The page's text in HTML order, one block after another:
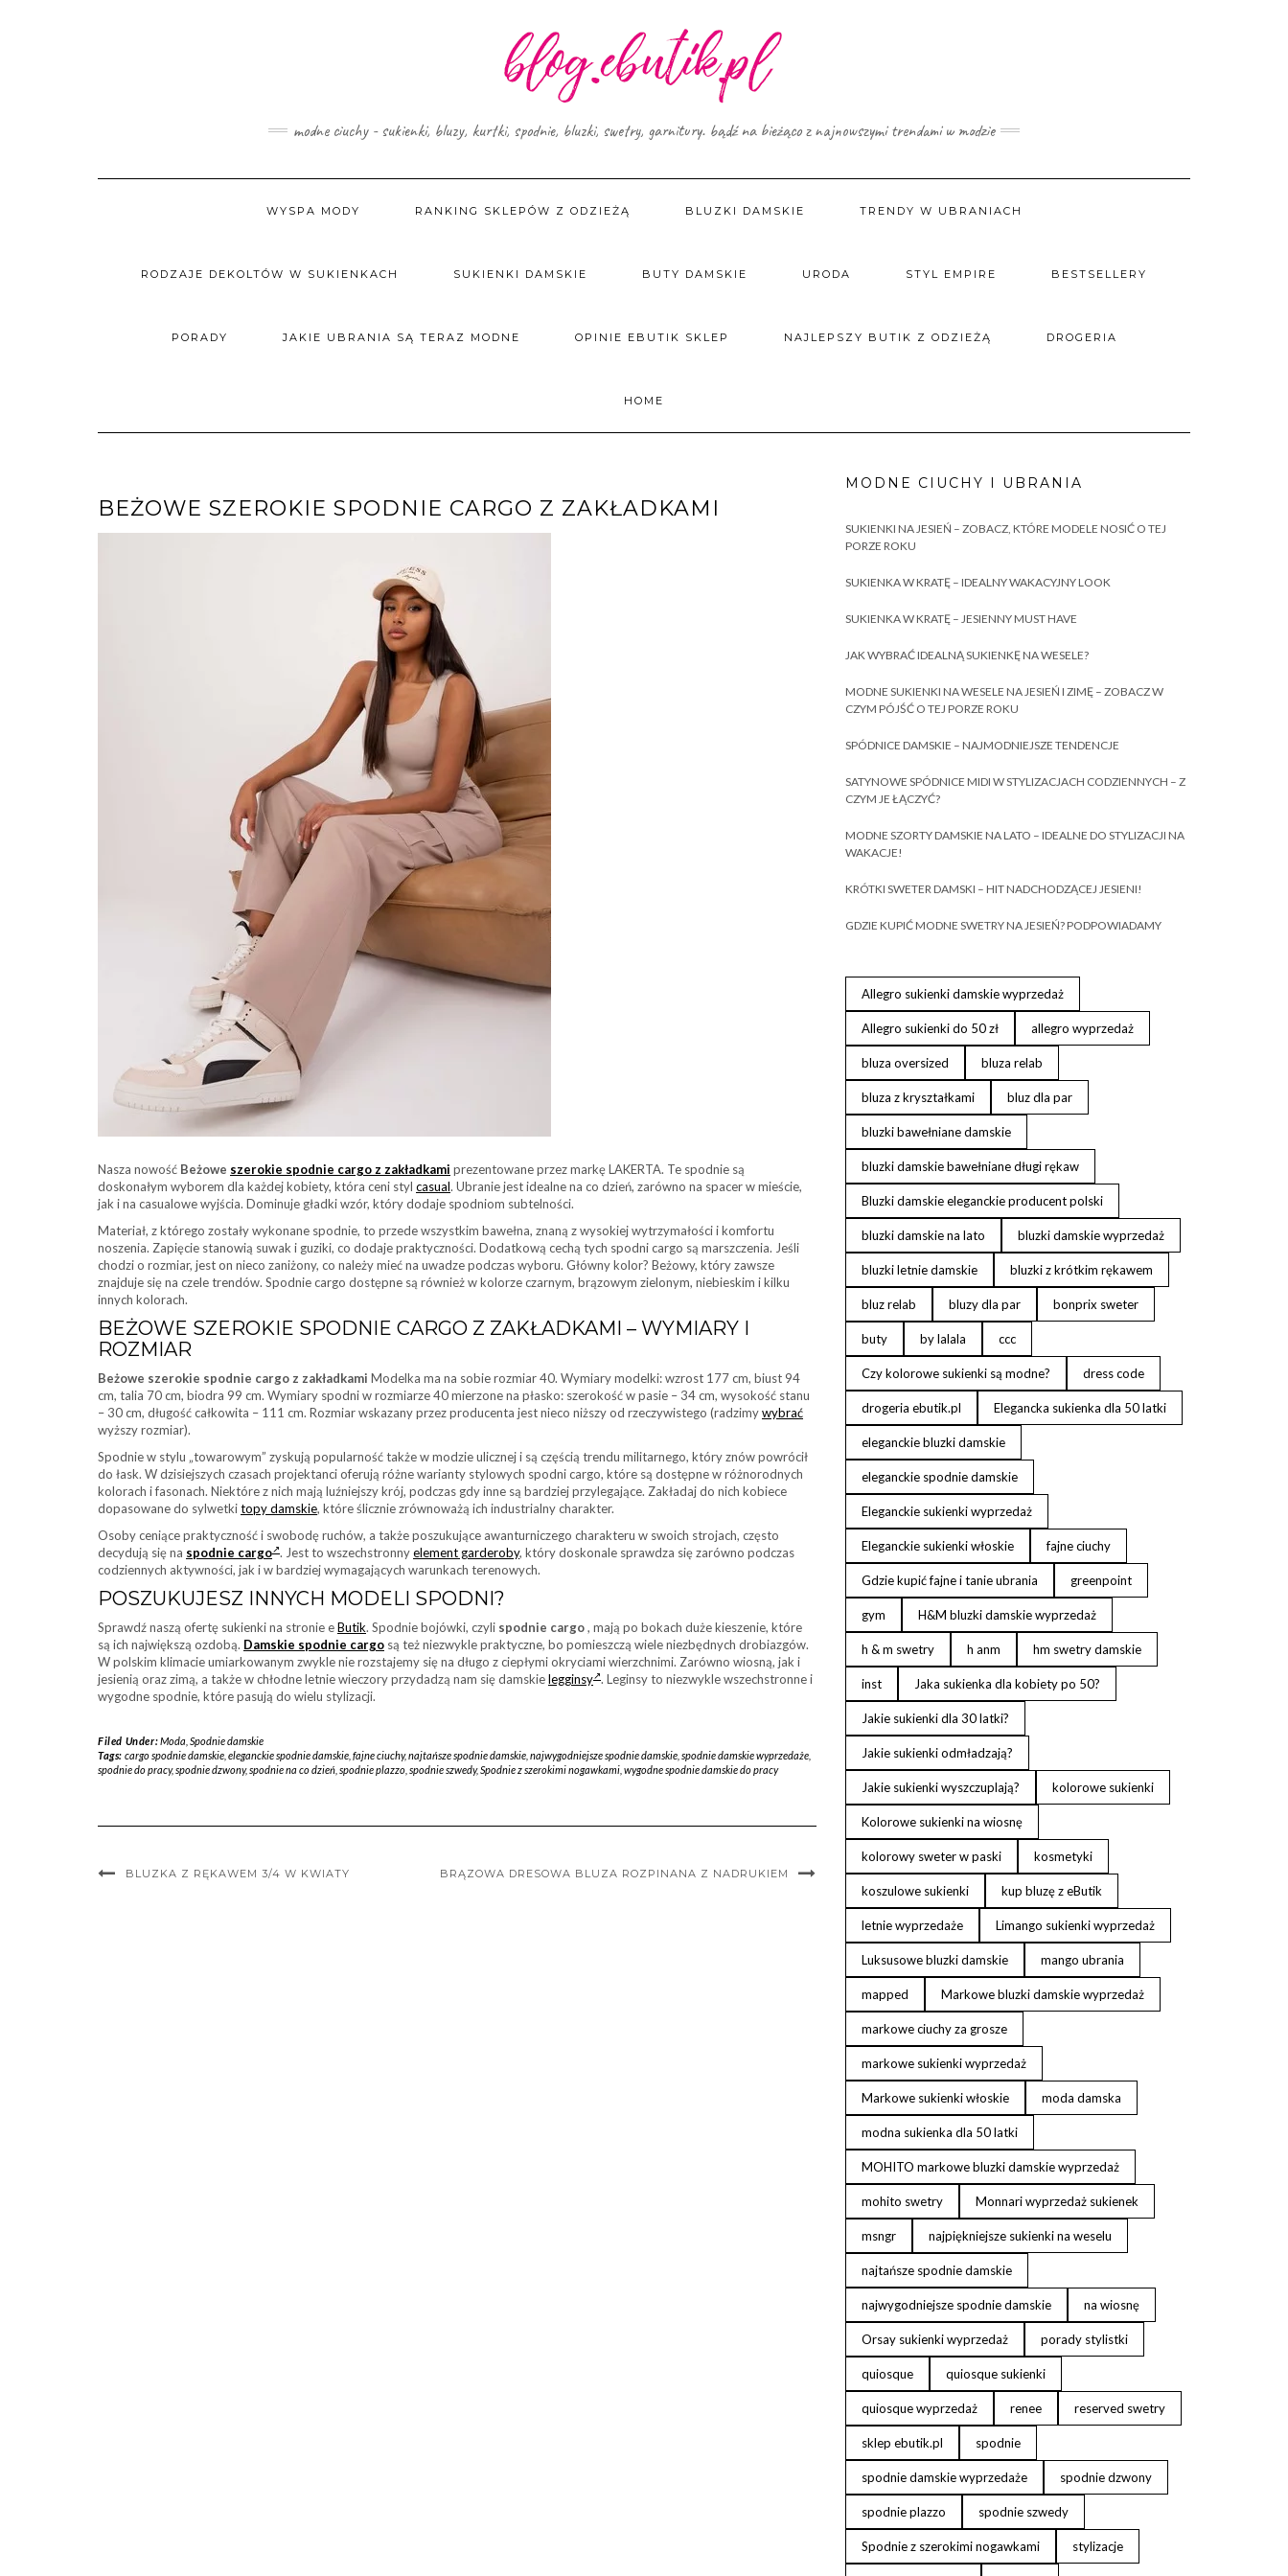
modne ciuchy - sukienki, bluzy, kurtki, spodnie, bluzki, swetry, garnitury. bądź na bieżąco z najnowszymi trendami w modzie
WYSPA MODY RANKING SKLEPÓW Z ODZIEŻĄ BLUZKI DAMSKIE TRENDY W UBRANIACH
RODZAJE DEKOLTÓW W SUKIENKACH SUKIENKI DAMSKIE BUTY DAMSKIE URODA STYL EMPIRE BESTSELLERY
PORADY JAKIE UBRANIA SĄ TERAZ MODNE OPINIE EBUTIK SKLEP NAJLEPSZY BUTIK Z ODZIEŻĄ DROGERIA
HOME
BEŻOWE SZEROKIE SPODNIE CARGO Z ZAKŁADKAMI
Nasza nowość Beżowe szerokie spodnie cargo z zakładkami prezentowane przez markę LAKERTA. Te spodnie są
doskonałym wyborem dla każdej kobiety, która ceni styl casual. Ubranie jest idealne na co dzień, zarówno na spacer w mieście,
jak i na casualowe wyjścia. Dominuje gładki wzór, który dodaje spodniom subtelności.
Materiał, z którego zostały wykonane spodnie, to przede wszystkim bawełna, znaną z wysokiej wytrzymałości i komfortu
noszenia. Zapięcie stanowią suwak i guziki, co dodaje praktyczności. Dodatkową cechą tych spodni cargo są marszczenia. Jeśli
chodzi o rozmiar, jest on nieco zaniżony, co należy mieć na uwadze podczas wyboru. Główny kolor? Beżowy, który zawsze
znajduje się na czele trendów. Spodnie cargo dostępne są również w kolorze czarnym, brązowym zielonym, niebieskim i kilku
innych kolorach.
BEŻOWE SZEROKIE SPODNIE CARGO Z ZAKŁADKAMI – WYMIARY I
ROZMIAR
Beżowe szerokie spodnie cargo z zakładkami Modelka ma na sobie rozmiar 40. Wymiary modelki: wzrost 177 cm, biust 94
cm, talia 70 cm, biodra 99 cm. Wymiary spodni w rozmiarze 40 mierzone na płasko: szerokość w pasie – 34 cm, wysokość stanu
– 30 cm, długość całkowita – 111 cm. Rozmiar wskazany przez producenta jest nieco niższy od rzeczywistego (radzimywybrać
wyższy rozmiar).
Spodnie w stylu „towarowym” zyskują popularność także w modzie ulicznej i są częścią trendu militarnego, który znów powrócił
do łask. W dzisiejszych czasach projektanci oferują różne warianty stylowych spodni cargo, które są dostępne w różnorodnych
kolorach i fasonach. Niektóre z nich mają luźniejszy krój, podczas gdy inne są bardziej przylegające. Zakładaj do nich kobiece
dopasowane do sylwetkitopy damskie, które ślicznie zrównoważą ich industrialny charakter.
Osoby ceniące praktyczność i swobodę ruchów, a także poszukujące awanturniczego charakteru w swoich strojach, często
decydują się na spodnie cargo . Jest to wszechstronnyelement garderoby, który doskonale sprawdza się zarówno podczas
codziennych aktywności, jak i w bardziej wymagających warunkach terenowych.
POSZUKUJESZ INNYCH MODELI SPODNI?
Sprawdź naszą ofertę sukienki na stronie eButik. Spodnie bojówki, czyli spodnie cargo, mają po bokach duże kieszenie, które
są ich największą ozdobą. Damskie spodnie cargo są też niezwykle praktyczne, bo pomieszczą wiele niezbędnych drobiazgów.
W polskim klimacie umiarkowanym zwykle nie rozstajemy się na długo z ciepłymi okryciami wierzchnimi. Zarówno wiosną, jak i
jesienią oraz zimą, a także w chłodne letnie wieczory przydadzą nam się damskielegginsy . Leginsy to niezwykle wszechstronne i
wygodne spodnie, które pasują do wielu stylizacji.
Filed Under:Moda Spodnie damskie
Tags: cargo spodnie damskie, eleganckie spodnie damskie, fajne ciuchy,najtańsze spodnie damskie, najwygodniejsze spodnie damskie, spodnie damskie wyprzedaże,
spodnie do pracy,spodnie dzwony,spodnie na co dzień spodnie plazzo spodnie szwedy,Spodnie z szerokimi nogawkami wygodne spodnie damskie do pracy
BLUZKA Z RĘKAWEM 3/4 W KWIATY BRĄZOWA DRESOWA BLUZA ROZPINANA Z NADRUKIEM
MODNE CIUCHY I UBRANIA
SUKIENKI NA JESIEŃ – ZOBACZ, KTÓRE MODELE NOSIĆ O TEJ
PORZE ROKU
SUKIENKA W KRATĘ – IDEALNY WAKACYJNY LOOK
SUKIENKA W KRATĘ – JESIENNY MUST HAVE
JAK WYBRAĆ IDEALNĄ SUKIENKĘ NA WESELE?
MODNE SUKIENKI NA WESELE NA JESIEŃ I ZIMĘ – ZOBACZ W
CZYM PÓJŚĆ O TEJ PORZE ROKU
SPÓDNICE DAMSKIE – NAJMODNIEJSZE TENDENCJE
SATYNOWE SPÓDNICE MIDI W STYLIZACJACH CODZIENNYCH – Z
CZYM JE ŁĄCZYĆ?
MODNE SZORTY DAMSKIE NA LATO – IDEALNE DO STYLIZACJI NA
WAKACJE!
KRÓTKI SWETER DAMSKI – HIT NADCHODZĄCEJ JESIENI!
GDZIE KUPIĆ MODNE SWETRY NA JESIEŃ? PODPOWIADAMY
Allegro sukienki damskie wyprzedaż
Allegro sukienki do 50 zł allegro wyprzedaż
bluza oversized bluza relab
bluza z kryształkami bluz dla par
bluzki bawełniane damskie
bluzki damskie bawełniane długi rękaw
Bluzki damskie eleganckie producent polski
bluzki damskie na lato bluzki damskie wyprzedaż
bluzki letnie damskie bluzki z krótkim rękawem
bluz relab bluzy dla par bonprix sweter
buty by lalala ccc
Czy kolorowe sukienki są modne? dress code
drogeria ebutik.pl Elegancka sukienka dla 50 latki
eleganckie bluzki damskie
eleganckie spodnie damskie
Eleganckie sukienki wyprzedaż
Eleganckie sukienki włoskie fajne ciuchy
Gdzie kupić fajne i tanie ubrania greenpoint
gym H&M bluzki damskie wyprzedaż
h & m swetry h anm hm swetry damskie
inst Jaka sukienka dla kobiety po 50?
Jakie sukienki dla 30 latki?
Jakie sukienki odmładzają?
Jakie sukienki wyszczuplają? kolorowe sukienki
Kolorowe sukienki na wiosnę
kolorowy sweter w paski kosmetyki
koszulowe sukienki kup bluzę z eButik
letnie wyprzedaże Limango sukienki wyprzedaż
Luksusowe bluzki damskie mango ubrania
mapped Markowe bluzki damskie wyprzedaż
markowe ciuchy za grosze
markowe sukienki wyprzedaż
Markowe sukienki włoskie moda damska
modna sukienka dla 50 latki
MOHITO markowe bluzki damskie wyprzedaż
mohito swetry Monnari wyprzedaż sukienek
msngr najpiękniejsze sukienki na weselu
najtańsze spodnie damskie
najwygodniejsze spodnie damskie na wiosnę
Orsay sukienki wyprzedaż porady stylistki
quiosque quiosque sukienki
quiosque wyprzedaż renee reserved swetry
sklep ebutik.pl spodnie
spodnie damskie wyprzedaże spodnie dzwony
spodnie plazzo spodnie szwedy
Spodnie z szerokimi nogawkami stylizacje